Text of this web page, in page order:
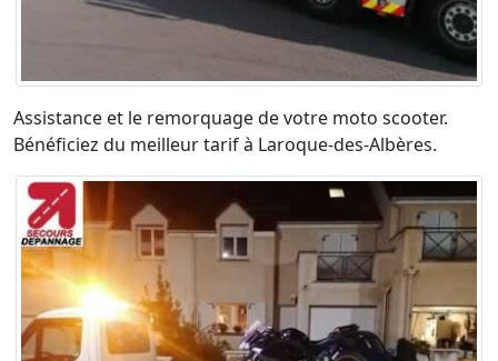
Assistance et le remorquage de votre moto scooter.
Bénéficiez du meilleur tarif à Laroque-des-Albères.